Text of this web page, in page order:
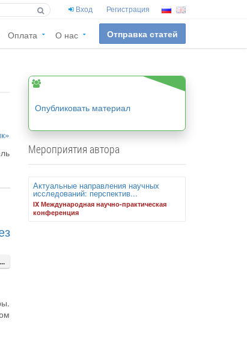
Вход Регистрация
Оплата О нас Отправка статей
...
Опубликовать материал
Мероприятия автора
Актуальные направления научных
исследований: перспектив...
IX Международная научно-практическая
конференция